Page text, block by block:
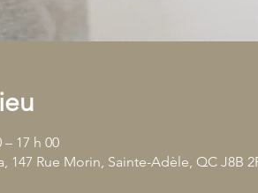
– 17 h 00
147 Rue Morin, Sainte-Adèle, QC J8B